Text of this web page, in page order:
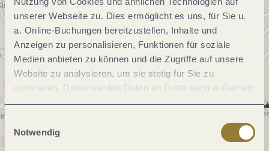
unserer Webseite zu. Dies ermöglicht es uns, für Sie u.
a. Online-Buchungen bereitzustellen, Inhalte und
Anzeigen zu personalisieren, Funktionen für soziale
Medien anbieten zu können und die Zugriffe auf unsere
Website zu analysieren, um sie stetig für Sie zu
optimieren. Dabei werden Daten an Dritte auch außerhalb
der Europäischen Union weitergegeben und dort
jederzeit widerrufen werden. Mit der Auswahl "Alle
ablehnen" kann es zu Beeinträchtigungen in der Nutzung
Notwendig